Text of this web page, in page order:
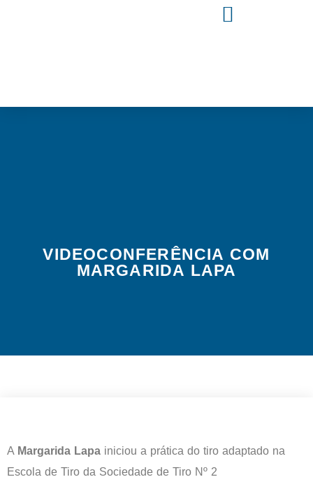
VIDEOCONFERÊNCIA COM
MARGARIDA LAPA
A Margarida Lapa iniciou a prática do tiro adaptado na
Escola de Tiro da Sociedade de Tiro Nº 2